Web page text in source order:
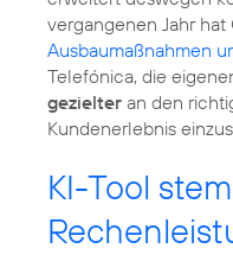
vergangenen Jahr hat
Ausbaumaßnahmen
Telefónica, die
gezielter an den
Kundenerlebnis
KI-Tool